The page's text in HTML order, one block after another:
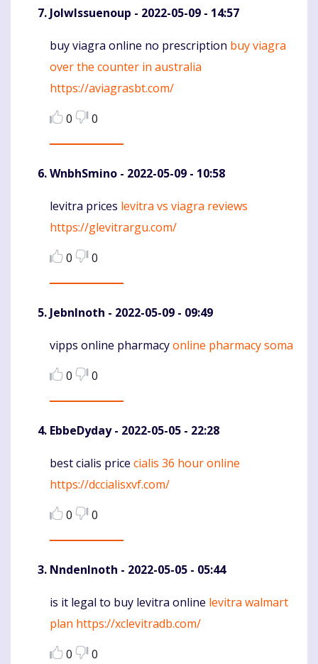
JolwIssuenoup - 2022-05-09 - 14:57
Komentaras
buy viagra online no prescription buy viagra
over the counter in australia
https://aviagrasbt.com/
0
0
WnbhSmino - 2022-05-09 - 10:58
Komentaras
levitra prices levitra vs viagra reviews
https://glevitrargu.com/
0
0
JebnInoth - 2022-05-09 - 09:49
Komentaras
vipps online pharmacyonline pharmacy soma
0
0
EbbeDyday- 2022-05-05 - 22:28
Komentaras
best cialis price cialis 36 hour online
https://dccialisxvf.com/
0
0
NndenInoth - 2022-05-05 - 05:44
Komentaras
is it legal to buy levitra online levitra walmart
plan https://xclevitradb.com/
0
0